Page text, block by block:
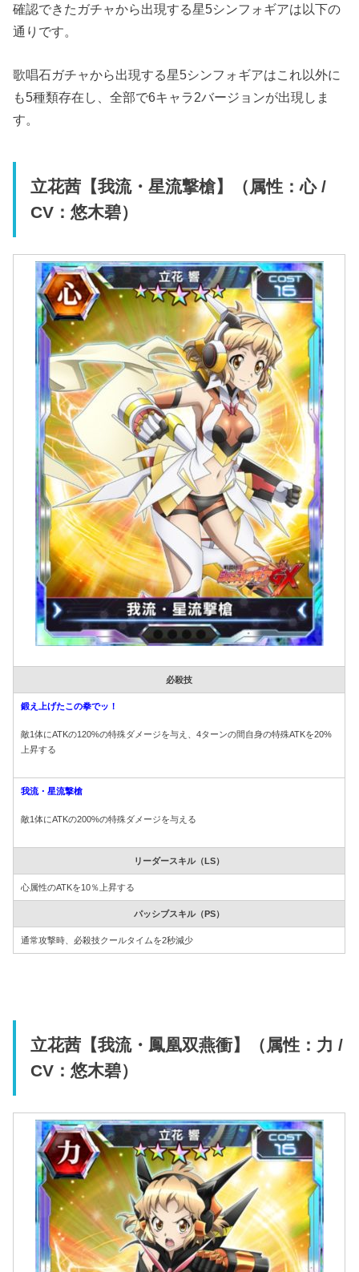
確認できたガチャから出現する星5シンフォギアは以下の
通りです。
歌唱石ガチャから出現する星5シンフォギアはこれ以外に
も5種類存在し、全部で6キャラ2バージョンが出現しま
す。
立花茜【我流・星流撃槍】（属性：心 /
CV：悠木碧）
必殺技
鍛え上げたこの拳でッ！
敵1体にATKの120%の特殊ダメージを与え、4ターンの間自身の特殊ATKを20%
上昇する
我流・星流撃槍
敵1体にATKの200%の特殊ダメージを与える
リーダースキル（LS）
心属性のATKを10％上昇する
パッシブスキル（PS）
通常攻撃時、必殺技クールタイムを2秒減少
立花茜【我流・鳳凰双燕衝】（属性：力 /
CV：悠木碧）